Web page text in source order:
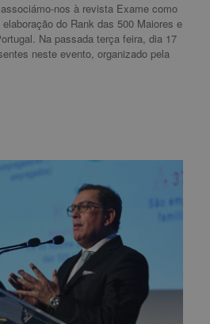
nos à revista Exame como
do Rank das 500 Maiores e
Na passada terça feira, dia 17
neste evento, organizado pela